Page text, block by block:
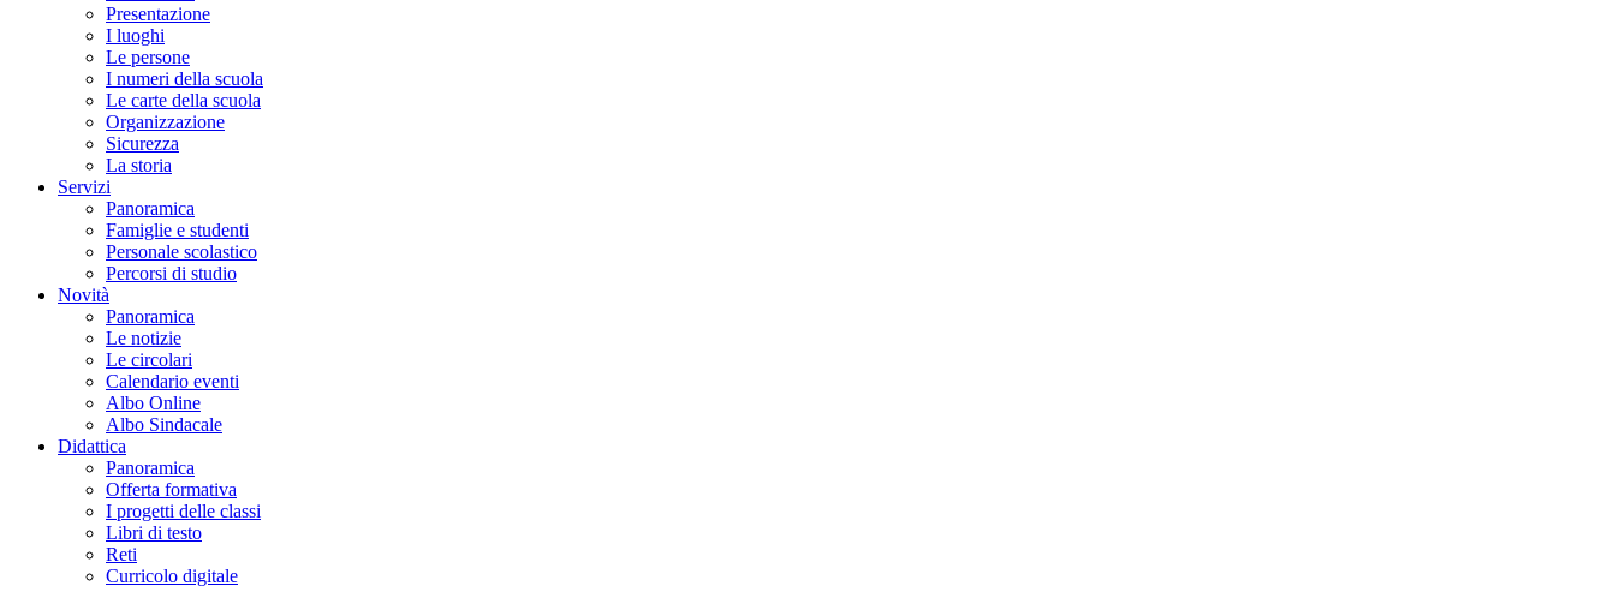
Presentazione
I luoghi
Le persone
I numeri della scuola
Le carte della scuola
Organizzazione
Sicurezza
La storia
Servizi
Panoramica
Famiglie e studenti
Personale scolastico
Percorsi di studio
Novità
Panoramica
Le notizie
Le circolari
Calendario eventi
Albo Online
Albo Sindacale
Didattica
Panoramica
Offerta formativa
I progetti delle classi
Libri di testo
Reti
Curricolo digitale